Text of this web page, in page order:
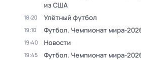
из США
18:20 Улётный футбол
19:10 Футбол. Чемпионат мира-
19:40 Новости
19:45
Футбол. Чемпионат мира-